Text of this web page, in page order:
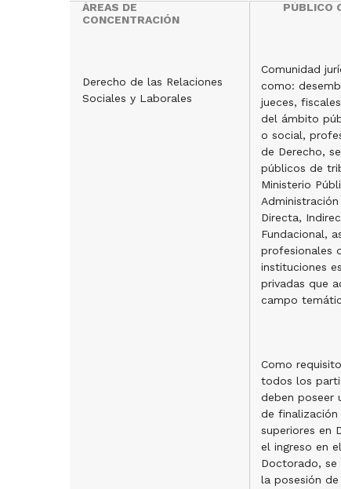
ÁREAS DE
CONCENTRACIÓN
Derecho de las Relaciones
Sociales y Laborales
PÚBLICO
Comunidad
como:
jueces,
del ámbito
o social,
de Derecho,
públicos de
Ministerio
Directa,
Fundacional,
profesionales
instituciones
privadas que
campo
Como
todos los
deben poseer
de
superiores en
el ingreso en
Doctorado, se
la posesión de